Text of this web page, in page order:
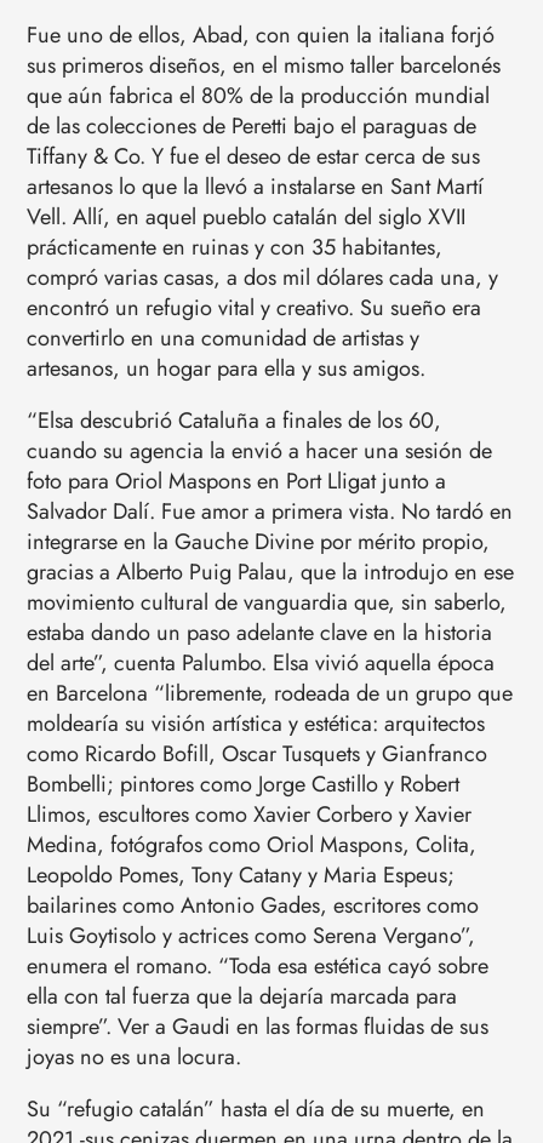
Fue uno de ellos, Abad, con quien la italiana forjó
sus primeros diseños, en el mismo taller barcelonés
que aún fabrica el 80% de la producción mundial
de las colecciones de Peretti bajo el paraguas de
Tiffany & Co. Y fue el deseo de estar cerca de sus
artesanos lo que la llevó a instalarse en Sant Martí
Vell. Allí, en aquel pueblo catalán del siglo XVII
prácticamente en ruinas y con 35 habitantes,
compró varias casas, a dos mil dólares cada una, y
encontró un refugio vital y creativo. Su sueño era
convertirlo en una comunidad de artistas y
artesanos, un hogar para ella y sus amigos.
“Elsa descubrió Cataluña a finales de los 60,
cuando su agencia la envió a hacer una sesión de
foto para Oriol Maspons en Port Lligat junto a
Salvador Dalí. Fue amor a primera vista. No tardó en
integrarse en la Gauche Divine por mérito propio,
gracias a Alberto Puig Palau, que la introdujo en ese
movimiento cultural de vanguardia que, sin saberlo,
estaba dando un paso adelante clave en la historia
del arte”, cuenta Palumbo. Elsa vivió aquella época
en Barcelona “libremente, rodeada de un grupo que
moldearía su visión artística y estética: arquitectos
como Ricardo Bofill, Oscar Tusquets y Gianfranco
Bombelli; pintores como Jorge Castillo y Robert
Llimos, escultores como Xavier Corbero y Xavier
Medina, fotógrafos como Oriol Maspons, Colita,
Leopoldo Pomes, Tony Catany y Maria Espeus;
bailarines como Antonio Gades, escritores como
Luis Goytisolo y actrices como Serena Vergano”,
enumera el romano. “Toda esa estética cayó sobre
ella con tal fuerza que la dejaría marcada para
siempre”. Ver a Gaudi en las formas fluidas de sus
joyas no es una locura.
Su “refugio catalán” hasta el día de su muerte, en